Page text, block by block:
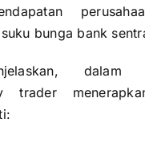
bunga bank
dalam
trader